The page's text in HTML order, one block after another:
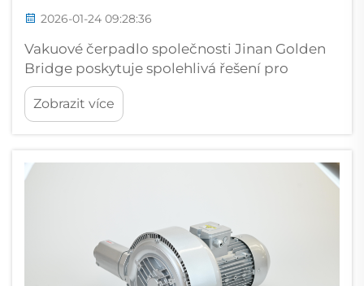
2026-01-24 09:28:36
Vakuové čerpadlo společnosti Jinan Golden
Bridge poskytuje spolehlivá řešení pro
průmyslové procesy, zatímco společnost
Jinan Golden Bridge Precision Machinery Co
Ltd má v tomto odvětví více než 11 let
vakuovými čerpadly. Během průmyslových
procesů...
Zobrazit více